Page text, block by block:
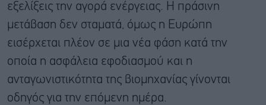
εξελίξεις την αγορά ενέργειας. Η πράσινη
μετάβαση δεν σταματά, όμως η Ευρώπη
εισέρχεται πλέον σε μια νέα φάση κατά την
οποία η ασφάλεια εφοδιασμού και η
ανταγωνιστικότητα της βιομηχανίας γίνονται
οδηγός για την επόμενη ημέρα.